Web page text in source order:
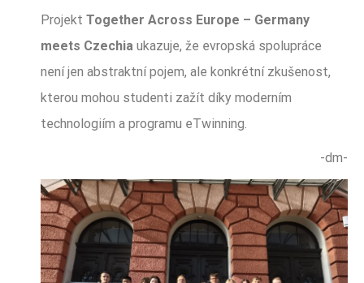
Projekt Together Across Europe – Germany
meets Czechia ukazuje, že evropská spolupráce
není jen abstraktní pojem, ale konkrétní zkušenost,
kterou mohou studenti zažít díky moderním
technologiím a programu eTwinning.
-dm-